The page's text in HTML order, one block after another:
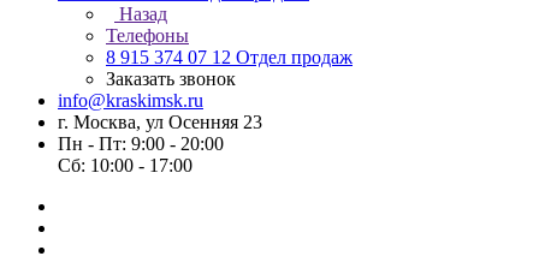
Назад
Телефоны
8 915 374 07 12 Отдел продаж
Заказать звонок
info@kraskimsk.ru
г. Москва, ул Осенняя 23
Пн - Пт: 9:00 - 20:00
Сб: 10:00 - 17:00